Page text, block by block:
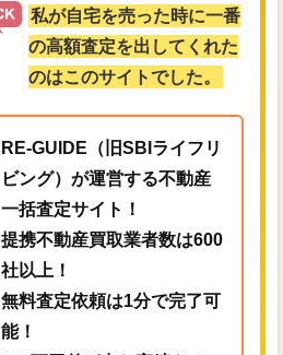
私が自宅を売った時に一番
の高額査定を出してくれた
のはこのサイトでした。
RE-GUIDE（旧SBIライフリ
ビング）が運営する不動産
一括査定サイト！
提携不動産買取業者数は600
社以上！
無料査定依頼は1分で完了可
能！